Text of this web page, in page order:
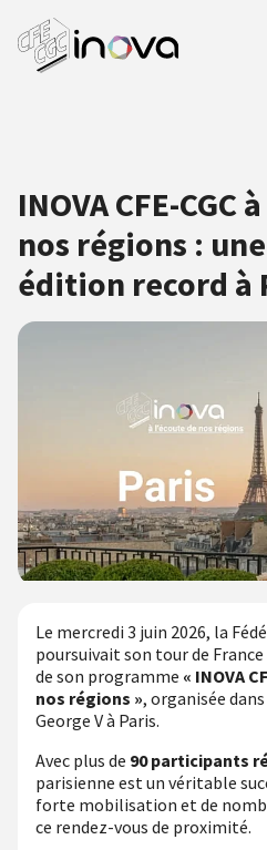
INOVA CFE-CGC
nos régions :
édition record à
Le mercredi 3 juin 2026, la
poursuivait son tour de
de son programme « INOVA
nos régions », organisée
George V à Paris.
Avec plus de 90 participants
parisienne est un véritable
forte mobilisation et de
ce rendez-vous de proximité.